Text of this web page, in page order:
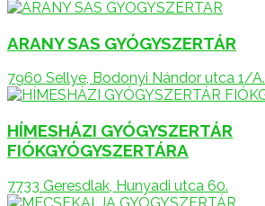
ARANY SAS GYÓGYSZERTÁR
7960 Sellye, Bodonyi Nándor utca 1/A.
HÍMESHÁZI GYÓGYSZERTÁR
FIÓKGYÓGYSZERTÁRA
7733 Geresdlak, Hunyadi utca 60.